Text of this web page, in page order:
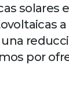
por